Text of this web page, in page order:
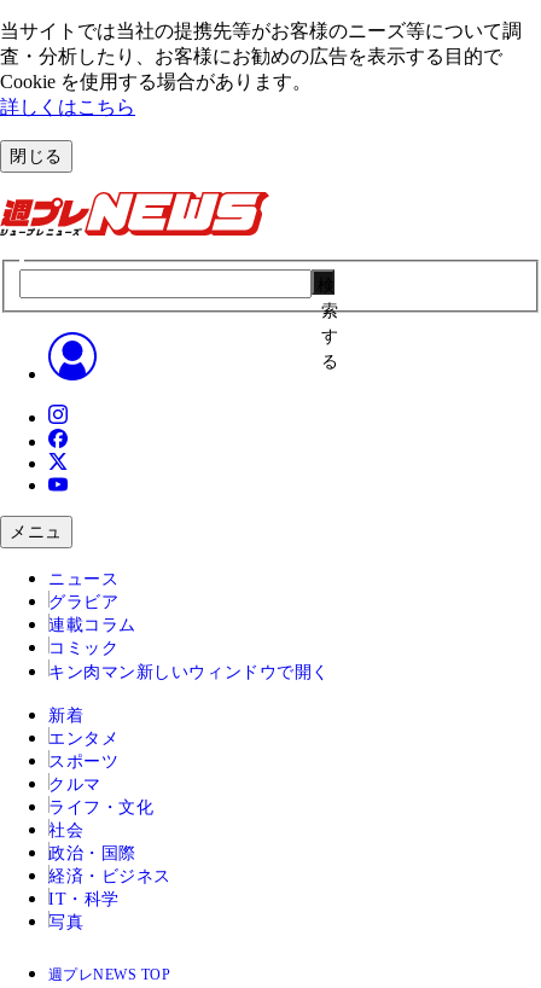
当サイトでは当社の提携先等がお客様のニーズ等について調
査・分析したり、お客様にお勧めの広告を表⽰する⽬的で
Cookie を使⽤する場合があります。
詳しくはこちら
閉じる
索
す
る
メニュ
ニュース
グラビア
連載コラム
コミック
キン肉マン 新しいウィンドウで開く
新着
エンタメ
スポーツ
クルマ
ライフ・文化
社会
政治・国際
経済・ビジネス
IT・科学
写真
週プレNEWS TOP